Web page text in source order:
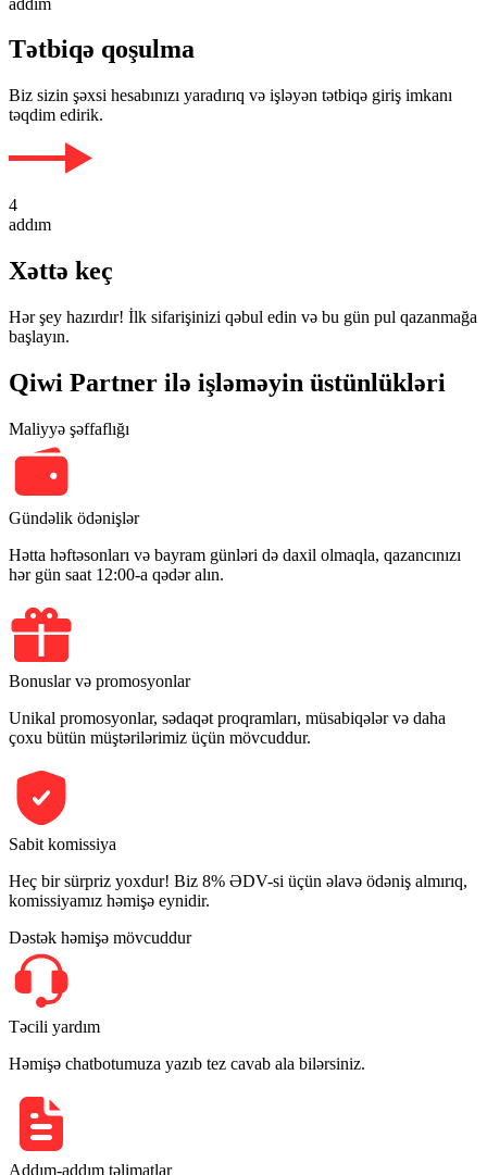
Tətbiqə qoşulma
Biz sizin şəxsi hesabınızı yaradırıq və işləyən tətbiqə giriş imkanı
təqdim edirik.
4
addım
Xəttə keç
Hər şey hazırdır! İlk sifarişinizi qəbul edin və bu gün pul qazanmağa
başlayın.
Qiwi Partner ilə işləməyin üstünlükləri
Maliyyə şəffaflığı
Gündəlik ödənişlər
Hətta həftəsonları və bayram günləri də daxil olmaqla, qazancınızı
hər gün saat 12:00-a qədər alın.
Bonuslar və promosyonlar
Unikal promosyonlar, sədaqət proqramları, müsabiqələr və daha
çoxu bütün müştərilərimiz üçün mövcuddur.
Sabit komissiya
Heç bir sürpriz yoxdur! Biz 8% ƏDV-si üçün əlavə ödəniş almırıq,
komissiyamız həmişə eynidir.
Dəstək həmişə mövcuddur
Təcili yardım
Həmişə chatbotumuza yazıb tez cavab ala bilərsiniz.
Addım-addım təlimatlar